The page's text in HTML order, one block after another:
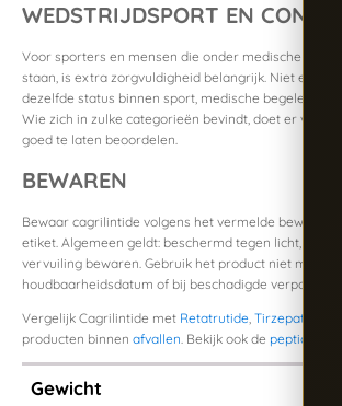
WEDSTRIJDSPORT EN
Voor sporters en mensen die onder medische of
staan, is extra zorgvuldigheid belangrijk. Niet elk
dezelfde status binnen sport, medische begeleiding
Wie zich in zulke categorieën bevindt, doet er
goed te laten beoordelen.
BEWAREN
Bewaar cagrilintide volgens het vermelde
etiket. Algemeen geldt: beschermd tegen licht,
vervuiling bewaren. Gebruik het product niet meer na
houdbaarheidsdatum of bij beschadigde verpakking.
Vergelijk Cagrilintide met Retatrutide, Tirzepatide
producten binnen afvallen. Bekijk ook de peptidewijzer
Gewicht